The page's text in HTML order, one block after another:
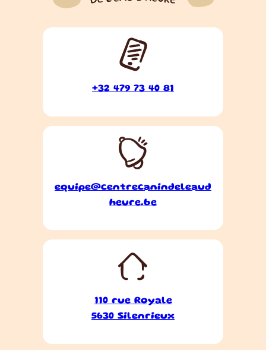
+32 479 73 40 81
equipe@centrecanindeleaud
heure.be
110 rue Royale
5630 Silenrieux